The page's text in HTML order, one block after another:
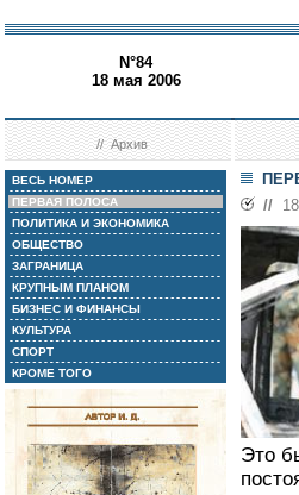
N°84
18 мая 2006
//Архив
ВЕСЬ НОМЕР
ПЕРВАЯ ПОЛОСА
ПОЛИТИКА И ЭКОНОМИКА
ОБЩЕСТВО
ЗАГРАНИЦА
КРУПНЫМ ПЛАНОМ
БИЗНЕС И ФИНАНСЫ
КУЛЬТУРА
СПОРТ
КРОМЕ ТОГО
//
Это